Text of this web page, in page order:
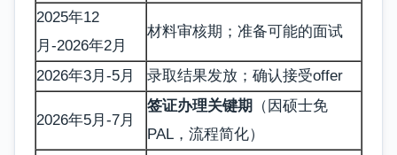
2025年12
月-2026年2月
材料审核期；准备可能的面试
2026年3月-5月 录取结果发放；确认接受offer
2026年5月-7月
签证办理关键期
（因硕士免
PAL，流程简化）